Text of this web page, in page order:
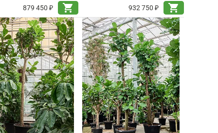
879 450 ₽
shopping_cart
932 750 ₽
shopping_cart